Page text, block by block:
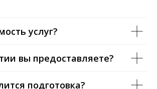
услуг?
вы предоставляете?
подготовка?